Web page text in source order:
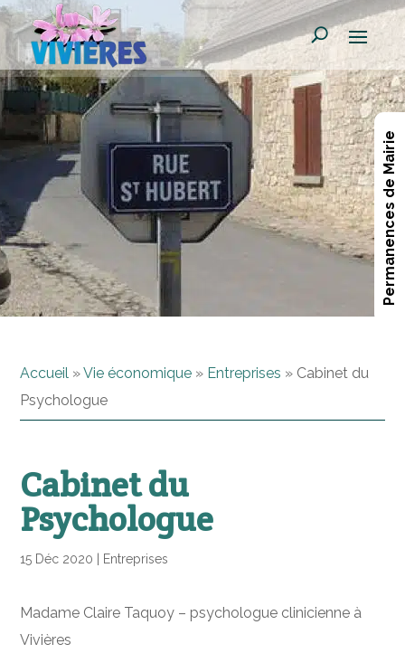
Permanences de Mairie
Accueil »Vie économique » Entreprises » Cabinet du
Psychologue
Cabinet du
Psychologue
15 Déc 2020 Entreprises
Madame Claire Taquoy – psychologue clinicienne à
Vivières